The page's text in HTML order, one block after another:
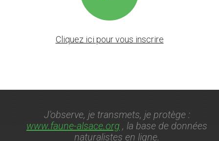
Cliquez ici pour vous inscrire
J'observe, je transmets, je protège :
www.faune-alsace.org , la base de données
naturalistes en ligne.